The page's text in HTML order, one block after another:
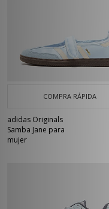
COMPRA RÁPIDA
adidas Originals
Samba Jane para
mujer